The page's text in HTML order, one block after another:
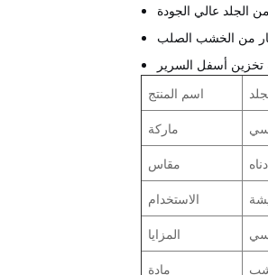
الجلد عالي الجودة
من الخشب الصلب
أسفل السرير
اسم المنتج
ماركة
مقاس
الاستخدام
المزايا
مادة